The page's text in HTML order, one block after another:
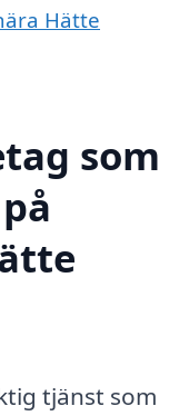
Hätte
som
tjänst som